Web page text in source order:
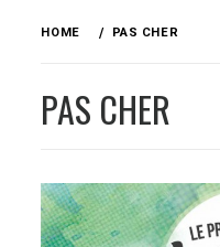
HOME PAS CHER
PAS CHER